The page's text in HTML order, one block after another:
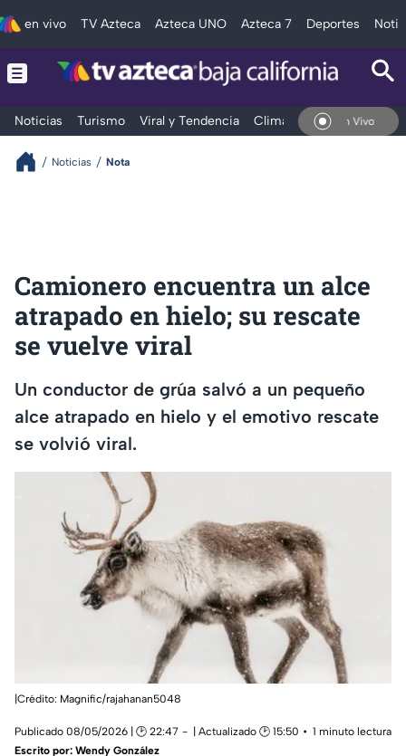
en vivo TV Azteca Azteca UNO Azteca 7 Deportes
Noticias Turismo Viral y Tendencia Clima Deportes
En Vivo
Noticias Nota
Camionero encuentra un alce
atrapado en hielo; su rescate
se vuelve viral
Un conductor de grúa salvó a un pequeño
alce atrapado en hielo y el emotivo rescate
se volvió viral.
|Crédito: Magnific/rajahanan5048
Publicado 08/05/2026 | 🕑 22:47 | Actualizado 🕑 15:50
1 minuto lectura
Escrito por: Wendy González